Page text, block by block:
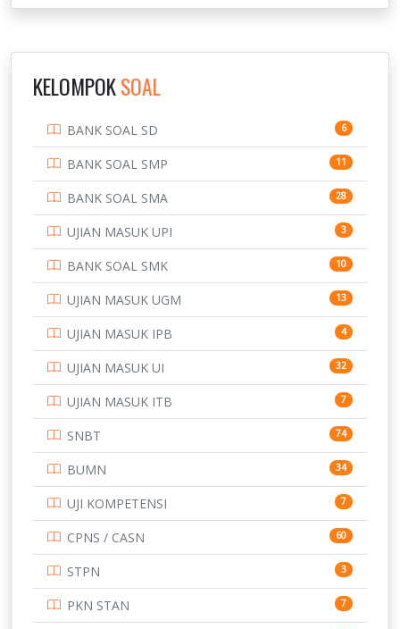
NOVEMBER
3
169
7
PTDI STTD 4
133
SMA 146
SMK 231
SMP 134
STIP 2
153
345
UNIVERSITAS AIRLANGGA 15
16
15
15
KELOMPOKSOAL
BANK SOAL SD 6
BANK SOAL SMP 11
BANK SOAL SMA 28
UJIAN MASUK UPI 3
BANK SOAL SMK 10
UJIAN MASUK UGM 13
UJIAN MASUK IPB 4
UJIAN MASUK UI 32
UJIAN MASUK ITB 7
SNBT 74
BUMN 34
UJI KOMPETENSI 7
CPNS / CASN 60
STPN 3
PKN STAN 7